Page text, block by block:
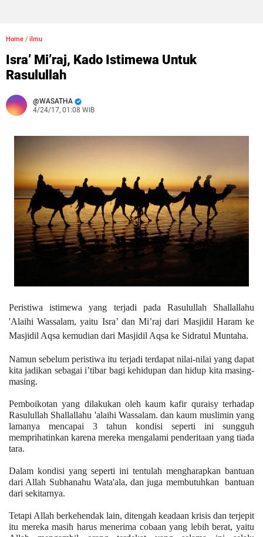
Home / ilmu
Isra’ Mi’raj, Kado Istimewa Untuk
Rasulullah
WASATHA
4/24/17, 01:08 WIB
Peristiwa istimewa yang terjadi pada Rasulullah Shallallahu
'Alaihi Wassalam, yaitu Isra’ dan Mi’raj dari Masjidil Haram ke
Masjidil Aqsa kemudian dari Masjidil Aqsa ke Sidratul Muntaha.
Namun sebelum peristiwa itu terjadi terdapat nilai-nilai yang dapat
kita jadikan sebagai i’tibar bagi kehidupan dan hidup kita masing-
masing.
Pemboikotan yang dilakukan oleh kaum kafir quraisy terhadap
Rasulullah Shallallahu 'alaihi Wassalam. dan kaum muslimin yang
lamanya mencapai 3 tahun kondisi seperti ini sungguh
memprihatinkan karena mereka mengalami penderitaan yang tiada
tara.
Dalam kondisi yang seperti ini tentulah mengharapkan bantuan
dari Allah Subhanahu Wata'ala, dan juga membutuhkan bantuan
dari sekitarnya.
Tetapi Allah berkehendak lain, ditengah keadaan krisis dan terjepit
itu mereka masih harus menerima cobaan yang lebih berat, yaitu